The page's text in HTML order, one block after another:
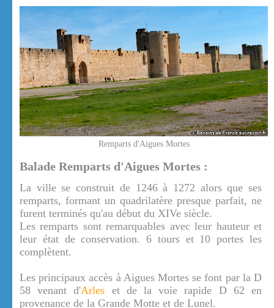
Remparts d'Aigues Mortes
Balade Remparts d'Aigues Mortes :
La ville se construit de 1246 à 1272 alors que ses
remparts, formant un quadrilatère presque parfait, ne
furent terminés qu'au début du XIVe siècle.
Les remparts sont remarquables avec leur hauteur et
leur état de conservation. 6 tours et 10 portes les
complètent.
Les principaux accès à Aigues Mortes se font par la D
58 venant d'Arles et de la voie rapide D 62 en
provenance de la Grande Motte et de Lunel.